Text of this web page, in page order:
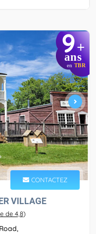
9+
ans
en TBR
CONTACTEZ
VILLAGE
de 4,8)